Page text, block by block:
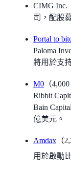
CIMG Inc.
司，配股
Portal to
Paloma
將用於支
M0 （
Ribbit
Bain
億美元。
Amdax （
用於啟動